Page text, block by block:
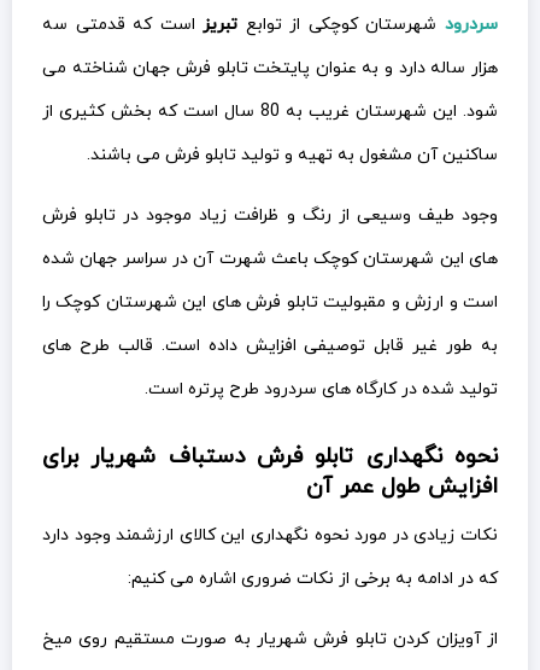
سردرودشهرستان کوچکی از توابع تبریزاست که قدمتی سه
هزار ساله دارد و به عنوان پایتخت تابلو فرش جهان شناخته می
شود. این شهرستان غریب به 80 سال است که بخش کثیری از
ساکنین آن مشغول به تهیه و تولید تابلو فرش می باشند.
وجود طیف وسیعی از رنگ و ظرافت زیاد موجود در تابلو فرش
های این شهرستان کوچک باعث شهرت آن در سراسر جهان شده
است و ارزش و مقبولیت تابلو فرش های این شهرستان کوچک را
به طور غیر قابل توصیفی افزایش داده است. قالب طرح های
تولید شده در کارگاه های سردرود طرح پرتره است.
نحوه نگهداری تابلو فرش دستباف شهریار برای
افزایش طول عمر آن
نکات زیادی در مورد نحوه نگهداری این کالای ارزشمند وجود دارد
که در ادامه به برخی از نکات ضروری اشاره می کنیم:
از آویزان کردن تابلو فرش شهریار به صورت مستقیم روی میخ